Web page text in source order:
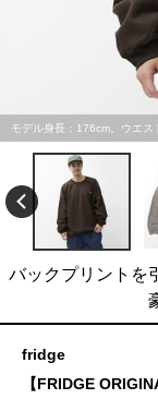
モデル身長：176cm。ウエス
バックプリントを
fridge
【FRIDGE